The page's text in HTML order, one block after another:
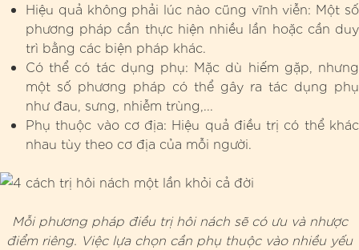
Hiệu quả không phải lúc nào cũng vĩnh viễn: Một số
phương pháp cần thực hiện nhiều lần hoặc cần duy
trì bằng các biện pháp khác.
Có thể có tác dụng phụ: Mặc dù hiếm gặp, nhưng
một số phương pháp có thể gây ra tác dụng phụ
như đau, sưng, nhiễm trùng,...
Phụ thuộc vào cơ địa: Hiệu quả điều trị có thể khác
nhau tùy theo cơ địa của mỗi người.
Mỗi phương pháp điều trị hôi nách sẽ có ưu và nhược
điểm riêng. Việc lựa chọn cần phụ thuộc vào nhiều yếu